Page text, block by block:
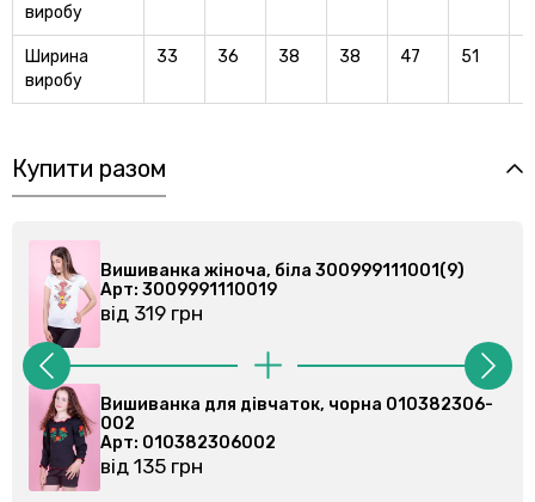
виробу
Ширина
виробу
33 36 38 38 47 51
Купити разом
жіноча, біла 300999111001(9)
грн
для дівчаток, чорна 010382306-
грн